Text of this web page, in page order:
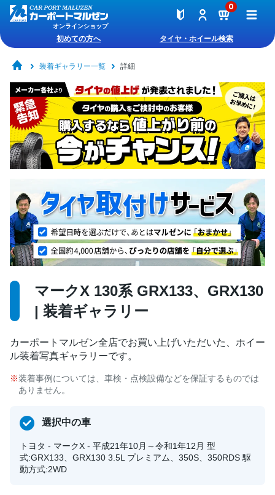
オンラインショップ
0
初めての方へ タイヤ・ホイール検索
装着ギャラリー一覧 詳細
マークX 130系 GRX133、GRX130
| 装着ギャラリー
カーポートマルゼン全店でお買い上げいただいた、ホイー
ル装着写真ギャラリーです。
装着事例については、車検・点検設備などを保証するものでは
ありません。
選択中の車
トヨタ - マークX - 平成21年10月～令和1年12月 型
式:GRX133、GRX130 3.5L プレミアム、350S、350RDS 駆
動方式:2WD